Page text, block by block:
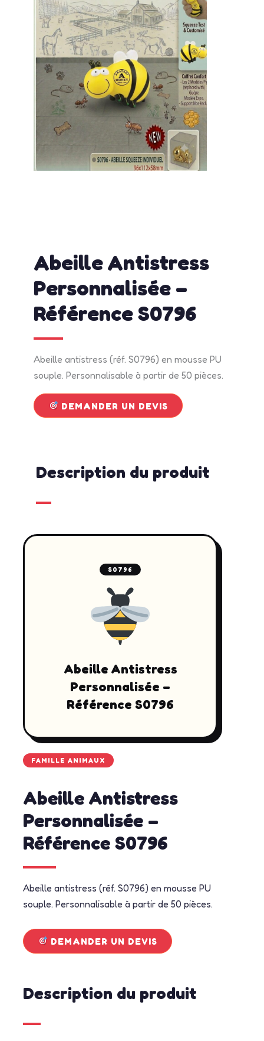
Abeille Antistress
Personnalisée –
Référence S0796
Abeille antistress (réf. S0796) en mousse PU
souple. Personnalisable à partir de 50 pièces.
DEMANDER UN DEVIS
Description du produit
S0796
Abeille Antistress
Personnalisée –
Référence S0796
FAMILLE ANIMAUX
Abeille Antistress
Personnalisée –
Référence S0796
Abeille antistress (réf. S0796) en mousse PU
souple. Personnalisable à partir de 50 pièces.
DEMANDER UN DEVIS
Description du produit